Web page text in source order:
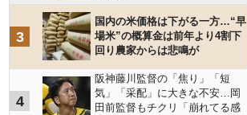
3
国内の米価格は下がる一方…“早
場米”の概算金は前年より4割下
回り農家からは悲鳴が
4
阪神藤川監督の「焦り」「短
気」「采配」に大きな不安…岡
田前監督もチクリ「崩れてる感